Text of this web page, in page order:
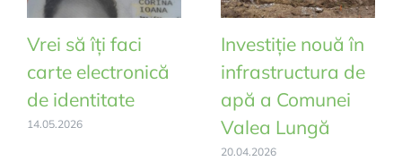
Vrei să îți faci
carte electronică
de identitate
14.05.2026
Investiție nouă în
infrastructura de
apă a Comunei
Valea Lungă
20.04.2026